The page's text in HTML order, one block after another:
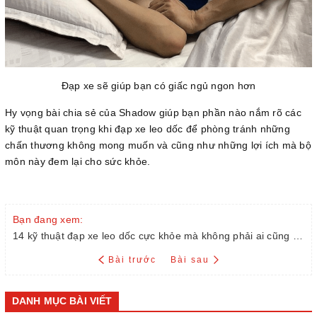
DANH MỤC BÀI VIẾT
Đạp xe sẽ giúp bạn có giấc ngủ ngon hơn
Hy vọng bài chia sẻ của Shadow giúp bạn phần nào nắm rõ các
kỹ thuật quan trọng khi đạp xe leo dốc để phòng tránh những
chấn thương không mong muốn và cũng như những lợi ích mà bộ
môn này đem lại cho sức khỏe.
Bạn đang xem:
14 kỹ thuật đạp xe leo dốc cực khỏe mà không phải ai cũng biết
Bài trước Bài sau